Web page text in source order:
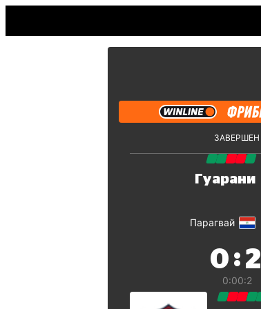
ЗАВЕРШЕН
Гуарани
Парагвай
0 : 2
0:00:2